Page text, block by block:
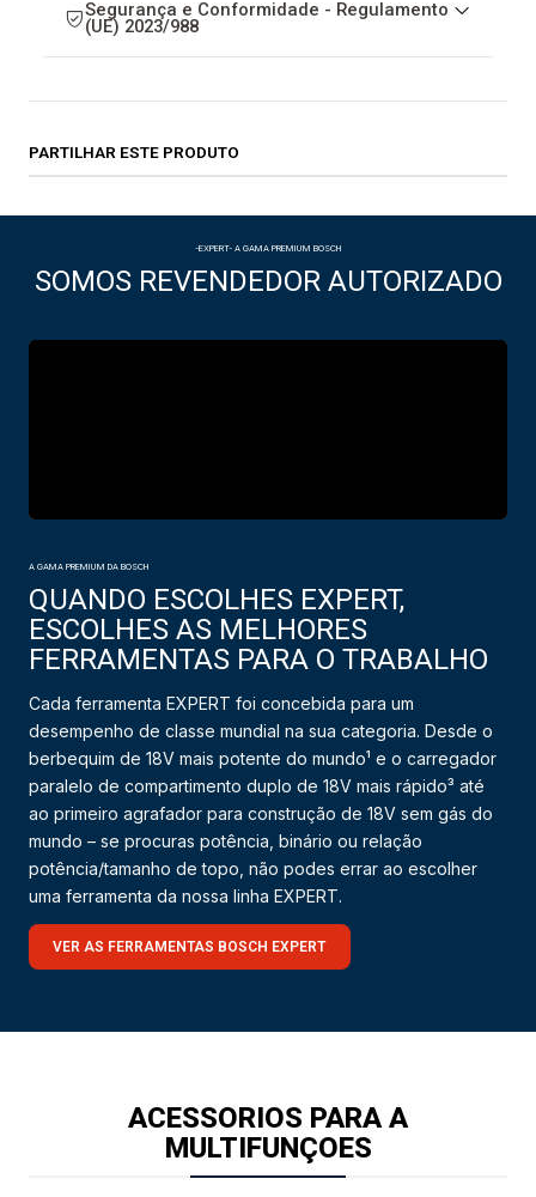
Segurança e Conformidade - Regulamento
(UE) 2023/988
PARTILHAR ESTE PRODUTO
-EXPERT- A GAMA PREMIUM BOSCH
SOMOS REVENDEDOR AUTORIZADO
A GAMA PREMIUM DA BOSCH
QUANDO ESCOLHES EXPERT,
ESCOLHES AS MELHORES
FERRAMENTAS PARA O TRABALHO
Cada ferramenta EXPERT foi concebida para um
desempenho de classe mundial na sua categoria. Desde o
berbequim de 18V mais potente do mundo¹ e o carregador
paralelo de compartimento duplo de 18V mais rápido³ até
ao primeiro agrafador para construção de 18V sem gás do
mundo – se procuras potência, binário ou relação
potência/tamanho de topo, não podes errar ao escolher
uma ferramenta da nossa linha EXPERT.
VER AS FERRAMENTAS BOSCH EXPERT
ACESSORIOS PARA A
MULTIFUNÇOES